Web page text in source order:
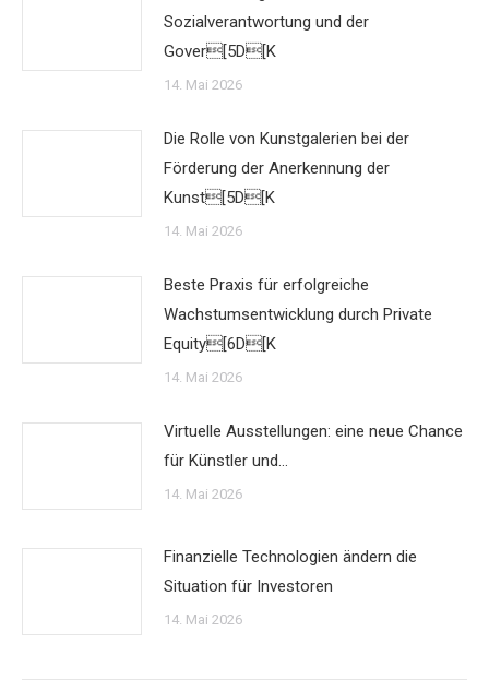
Sozialverantwortung und der
Gover[5D[K
14. Mai 2026
Die Rolle von Kunstgalerien bei der
Förderung der Anerkennung der
Kunst[5D[K
14. Mai 2026
Beste Praxis für erfolgreiche
Wachstumsentwicklung durch Private
Equity[6D[K
14. Mai 2026
Virtuelle Ausstellungen: eine neue Chance
für Künstler und…
14. Mai 2026
Finanzielle Technologien ändern die
Situation für Investoren
14. Mai 2026